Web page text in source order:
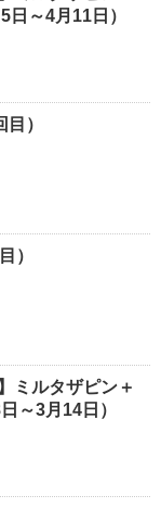
日～4月11日）
）
）
ミルタザピン＋
～3月14日）